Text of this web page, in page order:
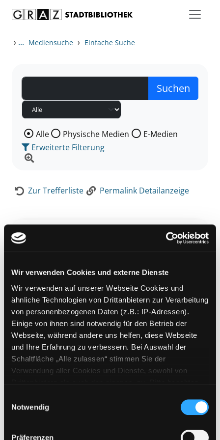
Wir verwenden Cookies und externe Dienste
Wir verwenden auf unserer Webseite Cookies und
ähnliche Technologien von Drittanbietern zur Verarbeitung
von personenbezogenen Daten (z.B.: IP-Adressen).
Einige von ihnen sind notwendig für den Betrieb der
Webseite, während andere uns helfen, diese Webseite
und Ihre Erfahrung zu verbessern. Bei Auswahl der
Schaltfläche „Alle zulassen“ stimmen Sie der
Verwendung aller Cookies und Dienste, sowohl von
Cookies von Drittanbietern, eine Verarbeitung in
unsicheren Drittländern (Länder außerhalb des EWR
ohne adäquates Datenschutzniveau) stattfinden kann. In
Notwendig
Präferenzen
› ... Mediensuche › Einfache Suche
Wählen Sie die Medienart nach der Sie suchen wollen.
Alle Physische Medien
E-Medien
Erweiterte Filterung
Zur Trefferliste Permalink Detailanzeige
Schritte
Deutsch als Fremdsprache ; [Medienkombination]
Mediengruppe:Sprachtrainingspaket
Mehr Informationen ein-/ausblenden
Bände